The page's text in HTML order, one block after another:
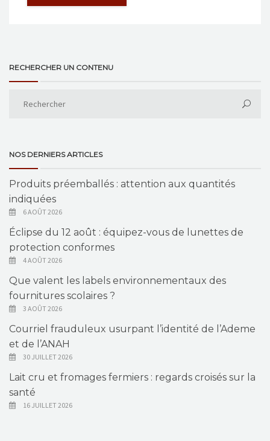
RECHERCHER UN CONTENU
NOS DERNIERS ARTICLES
Produits préemballés : attention aux quantités
indiquées
6 AOÛT 2026
Éclipse du 12 août : équipez-vous de lunettes de
protection conformes
4 AOÛT 2026
Que valent les labels environnementaux des
fournitures scolaires ?
3 AOÛT 2026
Courriel frauduleux usurpant l’identité de l’Ademe
et de l’ANAH
30 JUILLET 2026
Lait cru et fromages fermiers : regards croisés sur la
santé
16 JUILLET 2026